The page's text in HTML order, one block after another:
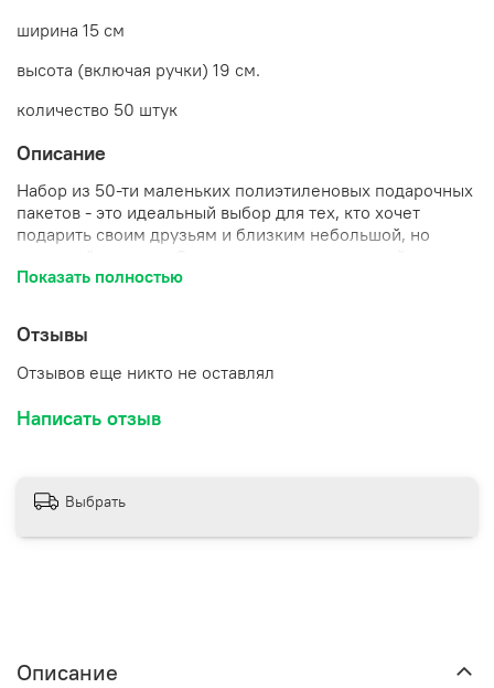
ширина 15 см
высота (включая ручки) 19 см.
количество 50 штук
Описание
Набор из 50-ти маленьких полиэтиленовых подарочных
пакетов - это идеальный выбор для тех, кто хочет
подарить своим друзьям и близким небольшой, но
в виде бантика на черно-белом фоне, что делает их еще
(включая ручки) 15 на 19 см.
Показать полностью
Отзывы
Отзывов еще никто не оставлял
Написать отзыв
Выбрать
Описание